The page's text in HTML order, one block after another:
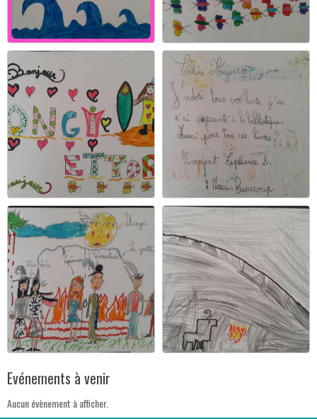
Evénements à venir
Aucun évènement à afficher.